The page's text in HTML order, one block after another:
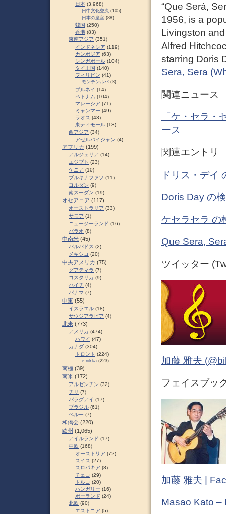
“Que Será,
1956, is a
Livingston
Alfred
starring Doris
Sera, Sera
関連ニュース
「ケ・セラ
ース
関連エントリ
ドリス・デイ
Doris Day の
ケセラセラ の
Que Sera,
ツイッター
加藤 雅夫
フェイスブッ
加藤 雅夫 |
Masao Kato –
日本 (3,968)
日中文化交流 (105)
日本の皇室 (88)
韓国 (250)
香港 (83)
東南アジア (351)
インドネシア (119)
カンボジア (63)
シンガポール (104)
タイ王国 (140)
フィリピン (41)
モンテンルパ (3)
ブルネイ (14)
ベトナム (104)
マレーシア (71)
ミャンマー (49)
ラオス (43)
東ティモール (13)
西アジア (34)
アゼルバイジャン (4)
アフリカ (199)
アルジェリア (14)
エジプト (23)
ケニア (10)
ブルキナファソ (11)
ヨルダン (9)
南スーダン (19)
オセアニア (117)
オーストラリア (33)
サモア (1)
ニュージーランド (16)
パラオ (8)
中南米 (45)
バルバドス (2)
メキシコ (20)
中央アメリカ (75)
グアテマラ (7)
コスタリカ (9)
ハイチ (4)
パナマ (7)
中東 (55)
イスラエル (18)
サウジアラビア (4)
北米 (773)
アメリカ (474)
ハワイ (47)
カナダ (304)
トロント (224)
e-nikka (223)
南極 (39)
南米 (172)
アルゼンチン (32)
チリ (7)
パラグアイ (17)
ブラジル (61)
ペルー (7)
和僑会 (220)
欧州 (1,065)
アイルランド (17)
中欧 (168)
オーストリア (72)
スイス (27)
スロパキア (8)
チェコ (29)
トルコ (20)
ハンガリー (16)
ポーランド (24)
北欧 (90)
エストニア (5)